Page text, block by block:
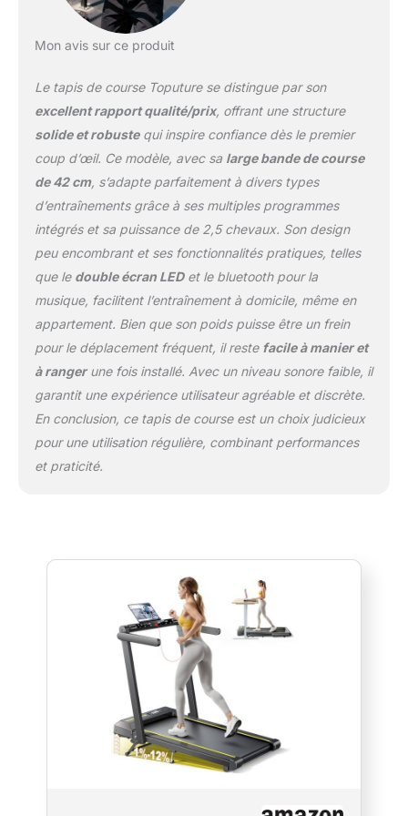
de 2,5 HP】Courroie de course texturée
antidérapante à 7 couches avec surface de
course extra-large (1040*420MM). Les
chocs pour amortir les genoux, les muscles
et les articulations tout en réduisant le bruit
pour éviter de déranger les autres. Le tapis
de course électrique est équipé d'un
puissant moteur de 2.5 HP et a une capacité
de charge de 130 KG. 【Double écran LED et
contrôle intelligent par application】Ce tapis
de course pliable est équipé d'un double
vitesse, la distance, le temps et les calories
en temps réel. Vous pouvez régler la vitesse
et le mode via l'écran tactile du tapis de
course ou la télécommande. Les tapis de
à des applications telles que FITSHOW via
Bluetooth (TP5) pour effectuer divers cours
d'entraînement à la maison ou en salle de
sport. 【Haut-parleur Bluetooth et moniteur
de fréquence cardiaque】 Connectez votre
téléphone au haut-parleur Bluetooth du tapis
roulant via Bluetooth et vous pourrez profiter
fréquence cardiaque et surveiller votre état
de santé pendant l'exercice en temps réel.
【Conception peu encombrante, aucun
assemblage requis】 Le tapis roulant
TOPUTURE 2-en-1 présente une conception
avancée sans installation. Tournez
simplement la boucle. Ce tapis roulant
domestique pèse 34.6 KG et comporte des
roues de transport inférieures pour un
transport facile. Pliez et rangez sous une
table ou un canapé pour gagner de la place.
Mon avis sur ce produit
Le tapis de course Toputure se distingue par son
excellent rapport qualité/prix, offrant une structure
solide et robustequi inspire confiance dès le premier
coup d’œil. Ce modèle, avec sa large bande de course
de 42 cm, s’adapte parfaitement à divers types
d’entraînements grâce à ses multiples programmes
intégrés et sa puissance de 2,5 chevaux. Son design
peu encombrant et ses fonctionnalités pratiques, telles
que le double écran LEDet le bluetooth pour la
musique, facilitent l’entraînement à domicile, même en
appartement. Bien que son poids puisse être un frein
pour le déplacement fréquent, il reste facile à manier et
à rangerune fois installé. Avec un niveau sonore faible, il
garantit une expérience utilisateur agréable et discrète.
En conclusion, ce tapis de course est un choix judicieux
pour une utilisation régulière, combinant performances
et praticité.